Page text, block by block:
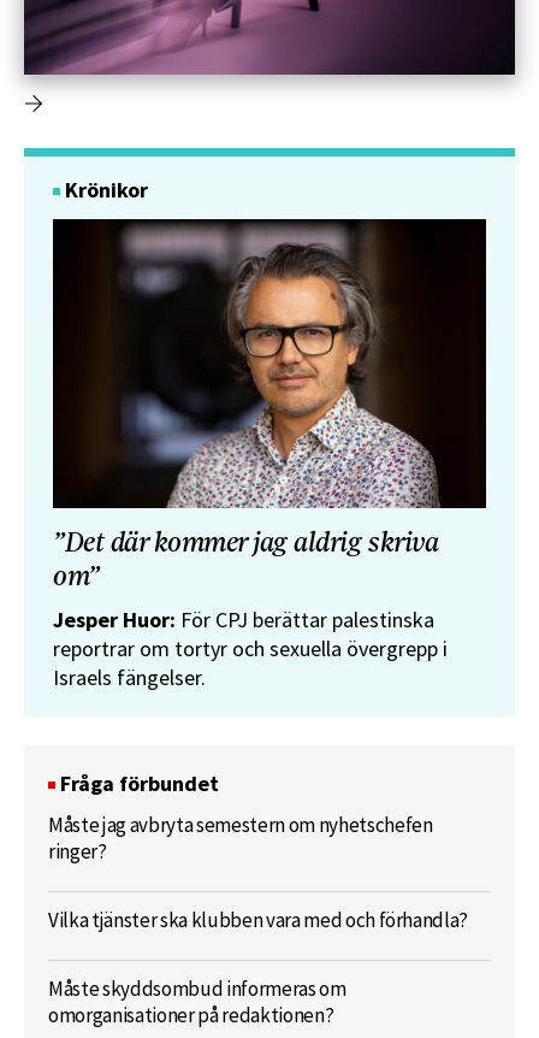
Krönikor
”Det där kommer jag aldrig skriva
om”
Jesper Huor: För CPJ berättar palestinska
reportrar om tortyr och sexuella övergrepp i
Israels fängelser.
Fråga förbundet
Måste jag avbryta semestern om nyhetschefen
ringer?
Vilka tjänster ska klubben vara med och förhandla?
Måste skyddsombud informeras om
omorganisationer på redaktionen?